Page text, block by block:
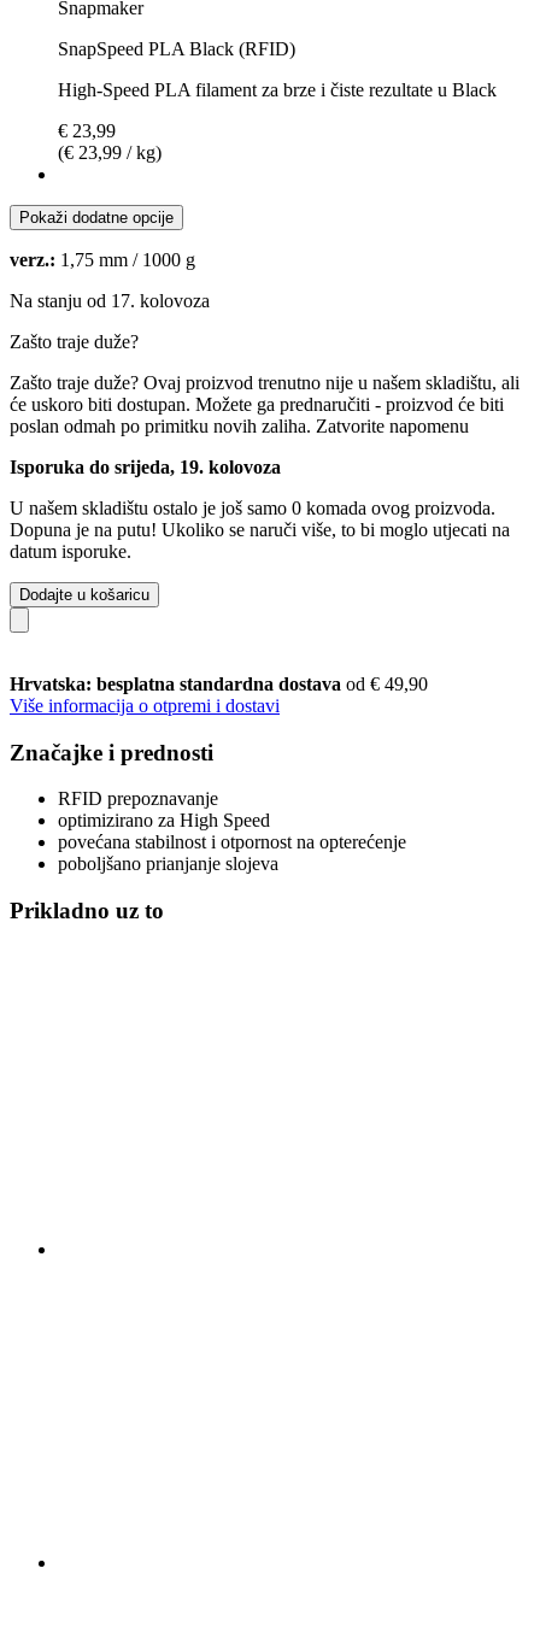
Snapmaker
SnapSpeed PLA Black (RFID)
High-Speed PLA filament za brze i čiste rezultate u Black
€ 23,99
(€ 23,99 / kg)
Pokaži dodatne opcije
verz.: 1,75 mm / 1000 g
Na stanju od 17. kolovoza
Zašto traje duže?
Zašto traje duže? Ovaj proizvod trenutno nije u našem skladištu, ali
će uskoro biti dostupan. Možete ga prednaručiti - proizvod će biti
poslan odmah po primitku novih zaliha. Zatvorite napomenu
Isporuka do srijeda, 19. kolovoza
U našem skladištu ostalo je još samo 0 komada ovog proizvoda.
Dopuna je na putu! Ukoliko se naruči više, to bi moglo utjecati na
datum isporuke.
Dodajte u košaricu
Hrvatska: besplatna standardna dostava od € 49,90
Više informacija o otpremi i dostavi
Značajke i prednosti
RFID prepoznavanje
optimizirano za High Speed
povećana stabilnost i otpornost na opterećenje
poboljšano prianjanje slojeva
Prikladno uz to